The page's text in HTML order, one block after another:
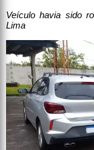
Veículo havia sido
Lima